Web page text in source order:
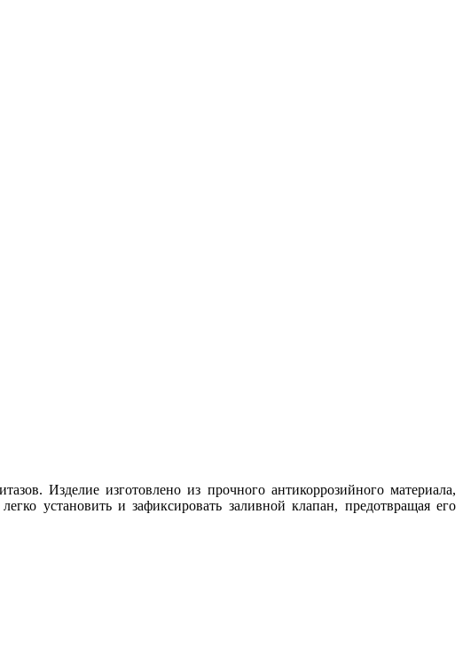
Изделие изготовлено из прочного антикоррозийного материала,
установить и зафиксировать заливной клапан, предотвращая его